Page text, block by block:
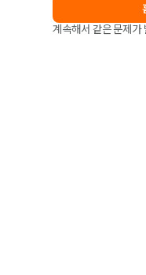
계속해서 같은 문제가